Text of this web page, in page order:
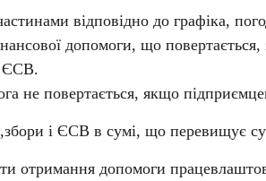
відповідно до графіка,
допомоги, що
ЄСВ.
не повертається, якщо
і ЄСВ в сумі, що перевищує
отримання допомоги